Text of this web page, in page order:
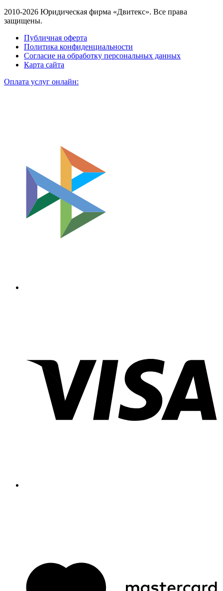
2010-2026 Юридическая фирма «Двитекс». Все права
защищены.
Публичная оферта
Политика конфиденциальности
Согласие на обработку персональных данных
Карта сайта
Оплата услуг онлайн: